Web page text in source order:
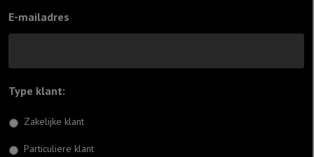
E-mailadres
Type klant:
Zakelijke klant
Particuliere klant